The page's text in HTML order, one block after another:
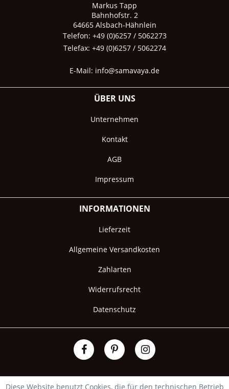
Markus Tapp
Bahnhofstr. 2
64665 Alsbach-Hähnlein
Telefon: +49 (0)6257 / 5062273
Telefax: +49 (0)6257 / 5062274
E-Mail: info@samavaya.de
ÜBER UNS
Unternehmen
Kontakt
AGB
Impressum
INFORMATIONEN
Lieferzeit
Allgemeine Versandkosten
Zahlarten
Widerrufsrecht
Datenschutz
Diese Website benutzt Cookies, die für den technischen Betrieb